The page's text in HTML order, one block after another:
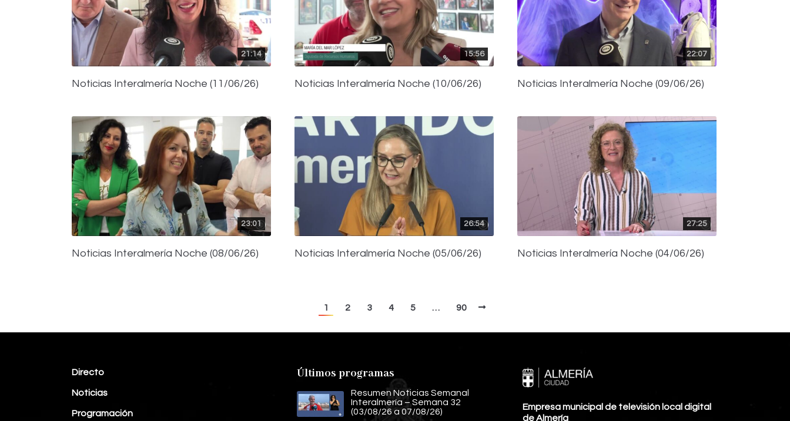
21:14
Noticias Interalmería Noche (11/06/26)
15:56
Noticias Interalmería Noche (10/06/26)
22:07
Noticias Interalmería Noche (09/06/26)
23:01
Noticias Interalmería Noche (08/06/26)
26:54
Noticias Interalmería Noche (05/06/26)
27:25
Noticias Interalmería Noche (04/06/26)
1 2 3 4 5 … 90
Directo
Noticias
Programación
Últimos programas
Resumen Noticias Semanal
Interalmería – Semana 32
(03/08/26 a 07/08/26)
Empresa municipal de televisión local digital
de Almería